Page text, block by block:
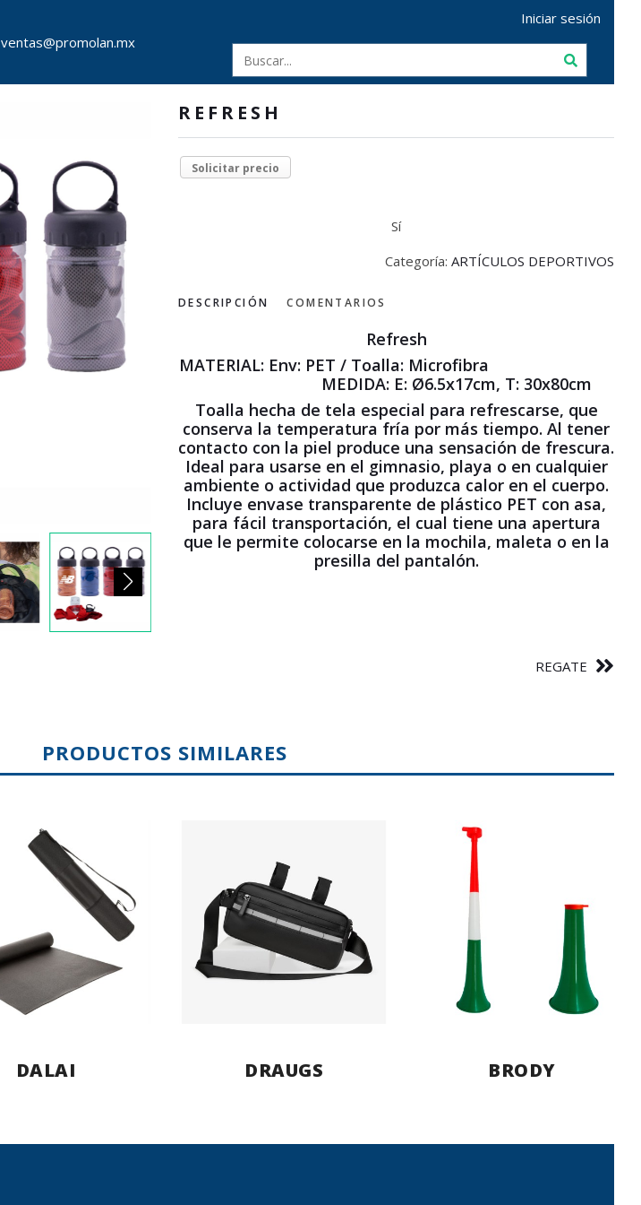
ventas@promolan.mx
Iniciar sesión
REFRESH
Solicitar precio
Sí
Categoría: ARTÍCULOS DEPORTIVOS
DESCRIPCIÓN COMENTARIOS
Refresh
MATERIAL: Env: PET / Toalla: Microfibra
MEDIDA: E: Ø6.5x17cm, T: 30x80cm
Toalla hecha de tela especial para refrescarse, que
conserva la temperatura fría por más tiempo. Al tener
contacto con la piel produce una sensación de frescura.
Ideal para usarse en el gimnasio, playa o en cualquier
ambiente o actividad que produzca calor en el cuerpo.
Incluye envase transparente de plástico PET con asa,
para fácil transportación, el cual tiene una apertura
que le permite colocarse en la mochila, maleta o en la
presilla del pantalón.
REGATE
PRODUCTOS SIMILARES
DALAI DRAUGS BRODY